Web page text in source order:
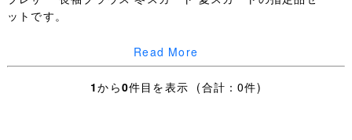
ットです。
ほどよい使用感はございますが、
特筆するような汚れ・ダメージはありません。
Read More
1から0件目を表示 (合計：0件)